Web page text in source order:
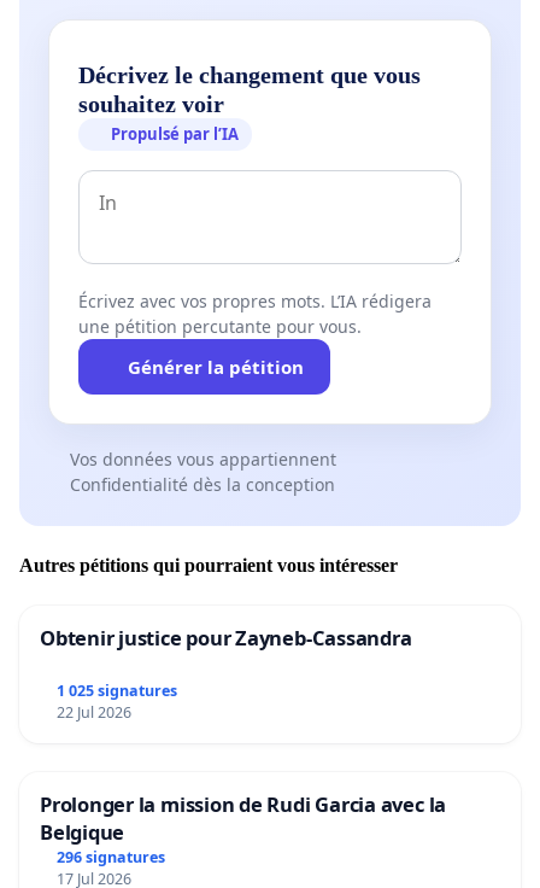
Décrivez le changement que vous
souhaitez voir
Propulsé par l’IA
Écrivez avec vos propres mots. L’IA rédigera
une pétition percutante pour vous.
Générer la pétition
Vos données vous appartiennent
Confidentialité dès la conception
Autres pétitions qui pourraient vous intéresser
Obtenir justice pour Zayneb-Cassandra
1 025 signatures
22 Jul 2026
Prolonger la mission de Rudi Garcia avec la
Belgique
296 signatures
17 Jul 2026